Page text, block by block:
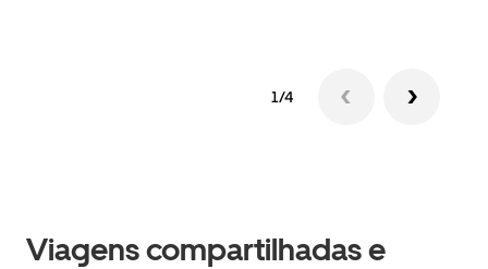
1/4
Viagens compartilhadas e